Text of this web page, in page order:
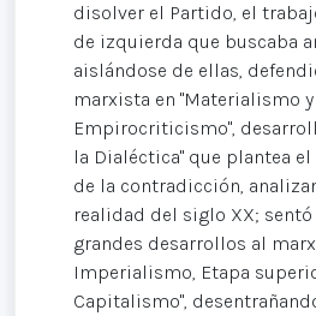
disolver el Partido, el
de izquierda que buscaba
aislándose de ellas,
marxista en "Materialismo y
Empirocriticismo",
la Dialéctica" que plantea
de la contradicción,
realidad del siglo XX;
grandes desarrollos al
Imperialismo, Etapa
Capitalismo",